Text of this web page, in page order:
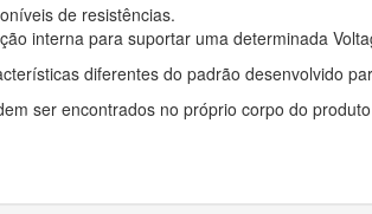
de resistências.
interna para suportar uma determinada
diferentes do padrão desenvolvido
ser encontrados no próprio corpo do